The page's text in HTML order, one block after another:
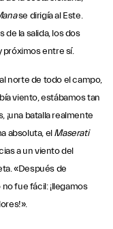
se dirigía al Este.
de la salida, los dos
próximos entre sí.
norte de todo el campo,
viento, estábamos tan
¡una batalla realmente
absoluta, elMaserati
a un viento del
«Después de
fue fácil: ¡llegamos